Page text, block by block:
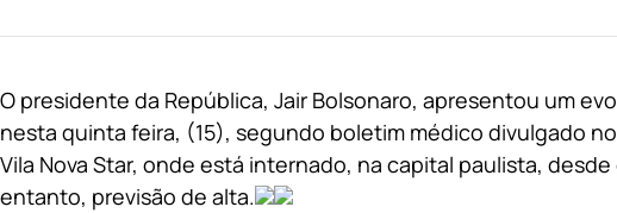
O presidente da República, Jair Bolsonaro, apresentou um
nesta quinta feira, (15), segundo boletim médico divulgado
Vila Nova Star, onde está internado, na capital paulista, desde
entanto, previsão de alta.